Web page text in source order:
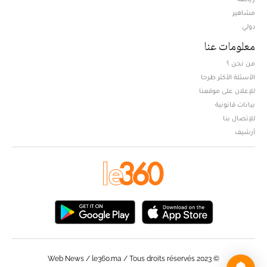
مشاهير
دولي
معلومات عنا
من نحن ؟
الأسئلة الأكثر طرحا
للإعلان على موقعنا
بيانات قانونية
للإتصال بنا
أرشيف
© Web News / le360.ma / Tous droits réservés 2023